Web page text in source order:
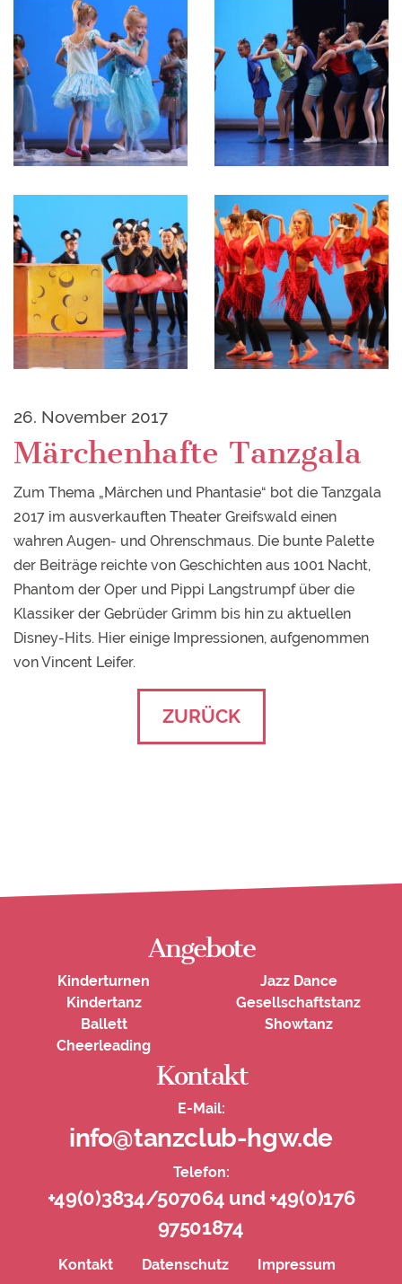
26. November 2017
Märchenhafte Tanzgala
Zum Thema „Märchen und Phantasie“ bot die Tanzgala
2017 im ausverkauften Theater Greifswald einen
wahren Augen- und Ohrenschmaus. Die bunte Palette
der Beiträge reichte von Geschichten aus 1001 Nacht,
Phantom der Oper und Pippi Langstrumpf über die
Klassiker der Gebrüder Grimm bis hin zu aktuellen
Disney-Hits. Hier einige Impressionen, aufgenommen
von Vincent Leifer.
ZURÜCK
Angebote
Kinderturnen
Kindertanz
Ballett
Cheerleading
Jazz Dance
Gesellschaftstanz
Showtanz
Kontakt
E-Mail:
info@tanzclub-hgw.de
Telefon:
+49(0)3834/507064 und +49(0)176
97501874
Kontakt Datenschutz Impressum